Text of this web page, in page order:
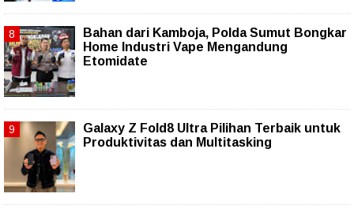
Bahan dari Kamboja, Polda Sumut Bongkar
Home Industri Vape Mengandung
Etomidate
Galaxy Z Fold8 Ultra Pilihan Terbaik untuk
Produktivitas dan Multitasking